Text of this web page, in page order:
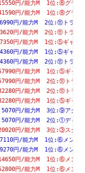
15550円/能力M  1
141590円/能力M  1
6990円/能力M  2位
13620円/能力M  2位
7350円/能力M  1
4360円/能力M  1
4360円/能力M  2位
57990円/能力M  1
57990円/能力M  2位
282280円/能力M  2位
282280円/能力M  1
配当    5070円/能
5070円/能力M
円/能力M  3位:③スク
円/能力M  1位:⑥メンア
円/能力M  1位:⑥メンア
円/能力M  1位:⑥メンア
円/能力M  1位:⑥メンア